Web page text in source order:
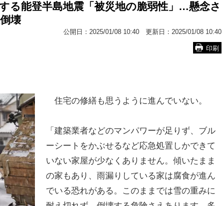
る能登半島地震「被災地の脆弱性」…懸念さ
壊
公開日： 2025/01/08 10:40 更新日： 2025/01/08 10:40
印刷
住宅の修繕も思うように進んでいない。
「建築業者などのマンパワーが足りず、ブル
ーシートをかぶせるなど応急処置しかできて
いない家屋が少なくありません。傾いたまま
の家もあり、雨漏りしている家は腐食が進ん
でいる恐れがある。このままでは雪の重みに